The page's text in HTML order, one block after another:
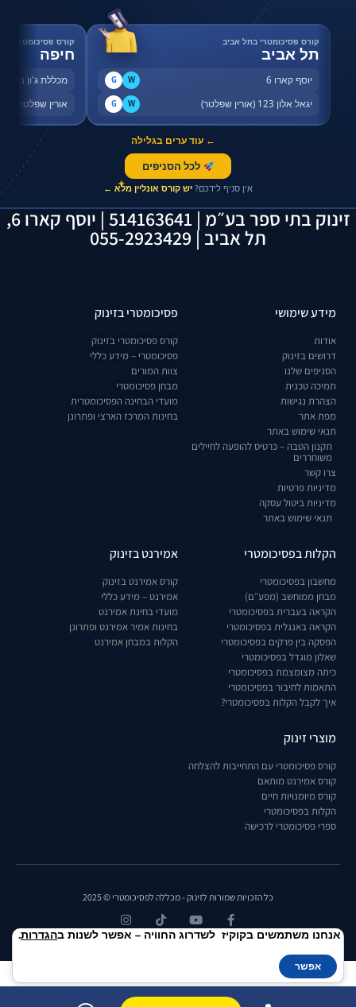
✦
קורס פסיכומטרי בתל אביב
תל אביב
יוסף קארו 6 W
G
יגאל אלון 123 (אורין שפלטר) W
G
קורס פסיכומטרי
חיפה
מכללת ג'ון
אורין שפלטר,
← עוד ערים בגלילה
לכל הסניפים
אין סניף לידכם? יש קורס אונליין מלא ←
זינוק בתי ספר בע״מ | 514163641 | יוסף קארו 6,
תל אביב | 055-2923429
מידע שימושי
אודות
דרושים בזינוק
הסניפים שלנו
תמיכה טכנית
הצהרת נגישות
מפת אתר
תנאי שימוש באתר
תקנון הטבה – כרטיס להופעה לחיילים
משוחררים
צרו קשר
מדיניות פרטיות
מדיניות ביטול עסקה
תנאי שימוש באתר
פסיכומטרי בזינוק
קורס פסיכומטרי בזינוק
פסיכומטרי – מידע כללי
צוות המורים
מבחן פסיכומטרי
מועדי הבחינה הפסיכומטרית
בחינות המרכז הארצי ופתרונן
הקלות בפסיכומטרי
מחשבון בפסיכומטרי
מבחן ממוחשב (מפע״ם)
הקראה בעברית בפסיכומטרי
הקראה באנגלית בפסיכומטרי
הפסקה בין פרקים בפסיכומטרי
שאלון מוגדל בפסיכומטרי
כיתה מצומצמת בפסיכומטרי
התאמות לחיבור בפסיכומטרי
איך לקבל הקלות בפסיכומטרי?
אמירנט בזינוק
קורס אמירנט בזינוק
אמירנט – מידע כללי
מועדי בחינת אמירנט
בחינות אמיר אמירנט ופתרונן
הקלות במבחן אמירנט
מוצרי זינוק
קורס פסיכומטרי עם התחייבות להצלחה
קורס אמירנט מותאם
קורס מיומנויות חיים
הקלות בפסיכומטרי
ספרי פסיכומטרי לרכישה
כל הזכויות שמורות לזינוק - מכללה לפסיכומטרי © 2025
אנחנו משתמשים בקוקיז לשדרוג החוויה – אפשר לשנות בהגדרות.
אפשר